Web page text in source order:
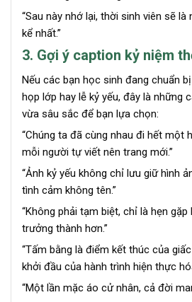
“Sau này nhớ lại, thời sinh viên sẽ
kể nhất.”
3. Gợi ý caption kỷ niệm
Nếu các bạn học sinh đang chuẩn
họp lớp hay lễ kỷ yếu, đây là những
vừa sâu sắc để bạn lựa chọn:
“Chúng ta đã cùng nhau đi hết một
mỗi người tự viết nên trang mới.”
“Ảnh kỷ yếu không chỉ lưu giữ hình
tình cảm không tên.”
“Không phải tạm biệt, chỉ là hẹn
trưởng thành hơn.”
“Tấm bằng là điểm kết thúc của
khởi đầu của hành trình hiện thực
“Một lần mặc áo cử nhân, cả đời